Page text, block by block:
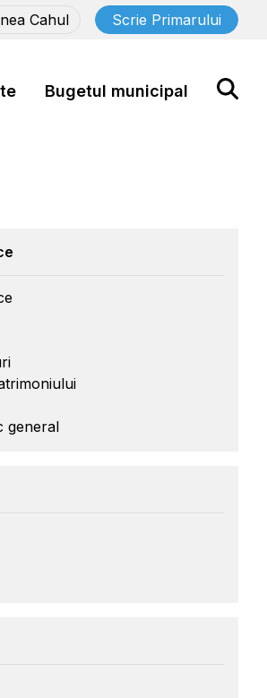
Cahul Scrie Primarului
Bugetul municipal
general